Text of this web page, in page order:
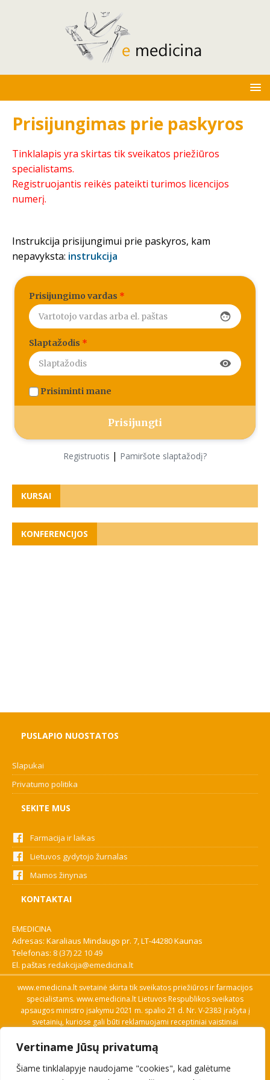
Vertiname Jūsų privatumą
Šiame tinklalapyje naudojame "cookies", kad galėtume
Prisijungimas prie paskyros
Tinklalapis yra skirtas tik sveikatos priežiūros
specialistams.
Registruojantis reikės pateikti turimos licencijos
numerį.
Instrukcija prisijungimui prie paskyros, kam
nepavyksta: instrukcija
Prisijungimo vardas *
face
Slaptažodis *
visibility
Prisiminti mane
Registruotis | Pamiršote slaptažodį?
KURSAI
KONFERENCIJOS
PUSLAPIO NUOSTATOS
Slapukai
Privatumo politika
SEKITE MUS
Farmacija ir laikas
Lietuvos gydytojo žurnalas
Mamos žinynas
KONTAKTAI
EMEDICINA
Adresas: Karaliaus Mindaugo pr. 7, LT-44280 Kaunas
Telefonas: 8 (37) 22 10 49
El. paštas redakcija@emedicina.lt
www.emedicina.lt svetainė skirta tik sveikatos priežiūros ir farmacijos
specialistams. www.emedicina.lt Lietuvos Respublikos sveikatos
apsaugos ministro įsakymu 2021 m. spalio 21 d. Nr. V-2383 įrašyta į
svetainių, kuriose gali būti reklamuojami receptiniai vaistiniai
savo profesinę kvalifikaciją. Naudingos nuorodos: Vaistų ir medicinos
pagalbos priemonių kainų paieška, VVKT tinklalapis, Sveikatos
priežiūros ar farmacijos specialisto pranešimo apie įtariamą